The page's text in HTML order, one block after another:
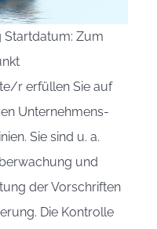
Startdatum: Zum
r erfüllen Sie auf
Unternehmens-
Sie sind u. a.
und
der Vorschriften
Die Kontrolle